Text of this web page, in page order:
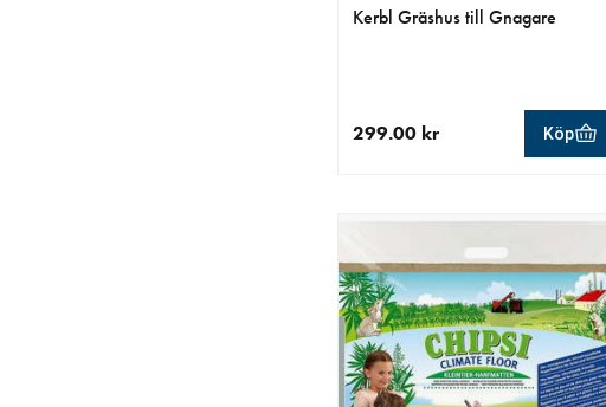
Kerbl Gräshus till Gnagare
299.00 kr Köp